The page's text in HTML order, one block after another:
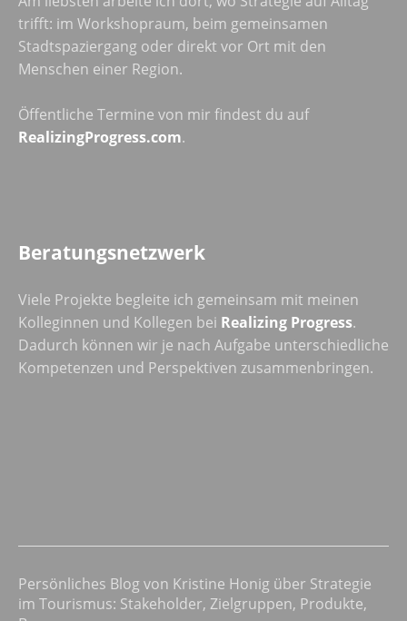
trifft: im Workshopraum, beim gemeinsamen
Stadtspaziergang oder direkt vor Ort mit den
Menschen einer Region.
Öffentliche Termine von mir findest du auf
RealizingProgress.com.
Beratungsnetzwerk
Viele Projekte begleite ich gemeinsam mit meinen
Kolleginnen und Kollegen bei Realizing Progress.
Dadurch können wir je nach Aufgabe unterschiedliche
Kompetenzen und Perspektiven zusammenbringen.
Persönliches Blog von Kristine Honig über Strategie
im Tourismus: Stakeholder, Zielgruppen, Produkte,